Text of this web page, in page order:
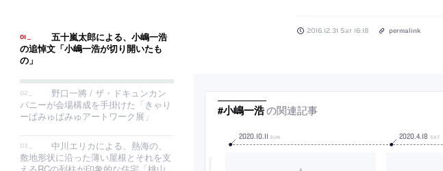
五十嵐太郎による、小嶋一浩
の追悼文「小嶋一浩が切り開いたも
の」
野口一將 / ザ・ドキュンカン
パニーが会場構成を手掛けた「きゃり
ーぱみゅぱみゅアートワーク展」
中川エリカによる、熱海の、
敷地形状に沿った薄い屋根とそれを支
2016.12.31 Sat 16:18 permalink
#小嶋一浩の関連記事
2020.10.11 SUN 2020.4.18 SAT